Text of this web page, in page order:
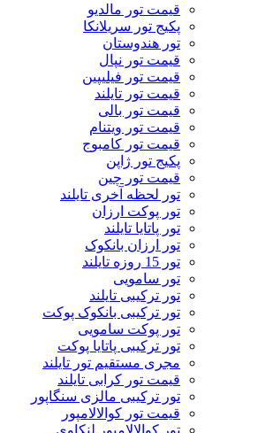
قیمت تور مالدیو
پکیج تور سریلانکا
تور هندوستان
قیمت تور نپال
قیمت تور فیلیپین
قیمت تور تایلند
قیمت تور بالی
قیمت تور ویتنام
قیمت تور کامبوج
پکیج تور ژاپن
قیمت تور چین
تور لحظه آخری تایلند
تور پوکت ارزان
تور پاتايا تايلند
تور ارزان بانکوک
تور 15 روزه تایلند
تور سامویی
تور ترکیبی تایلند
تور ترکیبی بانکوک پوکت
تور پوکت سامویی
تور ترکیبی پاتایا پوکت
مجری مستقیم تور تایلند
قیمت تور کرابی تایلند
تور ترکیبی مالزی سنگاپور
قیمت تور کوالالامپور
تور کوالالامپور لنکاوی